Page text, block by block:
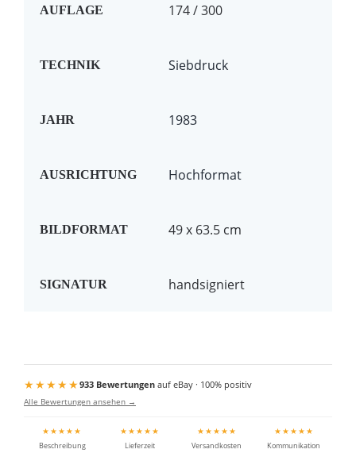
AUFLAGE 174 / 300
TECHNIK Siebdruck
JAHR 1983
AUSRICHTUNG Hochformat
BILDFORMAT 49 x 63.5 cm
SIGNATUR handsigniert
★★★★★933 Bewertungenauf eBay · 100% positiv
Alle Bewertungen ansehen →
★★★★★
Beschreibung
★★★★★
Lieferzeit
★★★★★
Versandkosten
★★★★★
Kommunikation